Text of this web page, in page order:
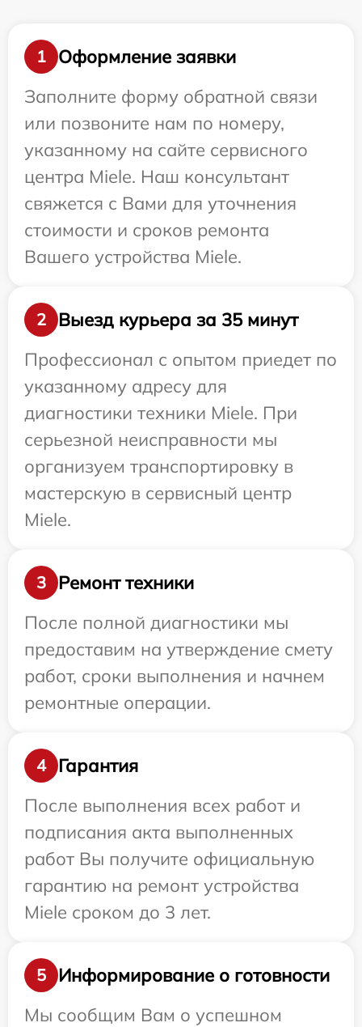
1
Оформление заявки
Заполните форму обратной связи
или позвоните нам по номеру,
указанному на сайте сервисного
центра Miele. Наш консультант
свяжется с Вами для уточнения
стоимости и сроков ремонта
Вашего устройства Miele.
2
Выезд курьера за 35 минут
Профессионал с опытом приедет по
указанному адресу для
диагностики техники Miele. При
серьезной неисправности мы
организуем транспортировку в
мастерскую в сервисный центр
Miele.
3
Ремонт техники
После полной диагностики мы
предоставим на утверждение смету
работ, сроки выполнения и начнем
ремонтные операции.
4
Гарантия
После выполнения всех работ и
подписания акта выполненных
работ Вы получите официальную
гарантию на ремонт устройства
Miele сроком до 3 лет.
5
Информирование о готовности
Мы сообщим Вам о успешном